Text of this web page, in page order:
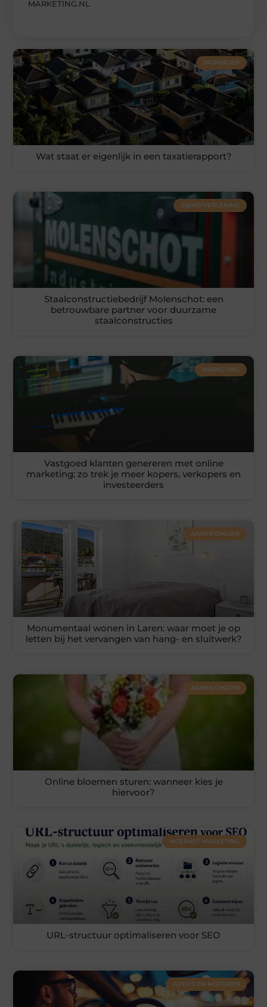
MARKETING.NL
WONINGEN
Wat staat er eigenlijk in een taxatierapport?
DIENSTVERLENING
Staalconstructiebedrijf Molenschot: een
betrouwbare partner voor duurzame
staalconstructies
MARKETING
Vastgoed klanten genereren met online
marketing: zo trek je meer kopers, verkopers en
investeerders
AANBIEDINGEN
Monumentaal wonen in Laren: waar moet je op
letten bij het vervangen van hang- en sluitwerk?
AANBIEDINGEN
Online bloemen sturen: wanneer kies je
hiervoor?
INTERNET MARKETING
URL-structuur optimaliseren voor SEO
AUTO'S EN MOTOREN